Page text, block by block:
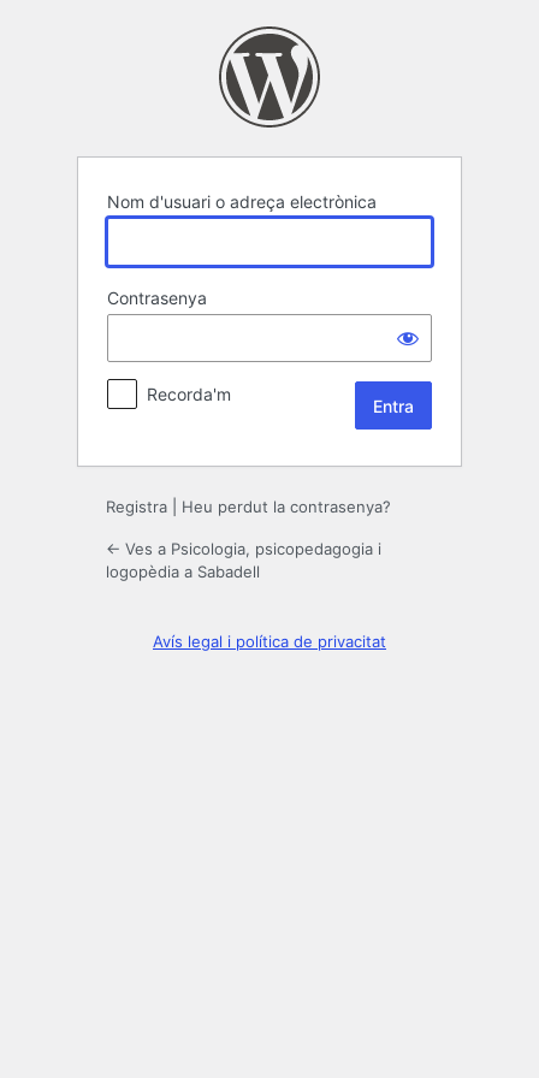
Nom d'usuari o adreça electrònica
Contrasenya
Recorda'm
Registra Heu perdut la contrasenya?
← Ves a Psicologia, psicopedagogia i
logopèdia a Sabadell
Avís legal i política de privacitat